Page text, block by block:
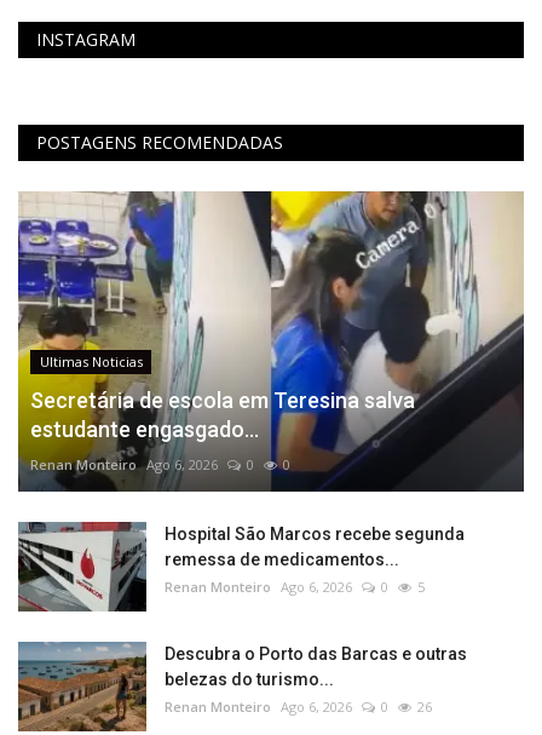
INSTAGRAM
POSTAGENS RECOMENDADAS
Ultimas Noticias
Secretária de escola em Teresina salva
estudante engasgado...
Renan Monteiro Ago 6, 2026 0 0
Hospital São Marcos recebe segunda
remessa de medicamentos...
Renan Monteiro Ago 6, 2026 0 5
Descubra o Porto das Barcas e outras
belezas do turismo...
Renan Monteiro Ago 6, 2026 0 26